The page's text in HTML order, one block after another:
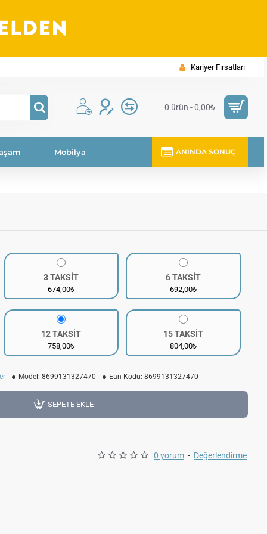
Kariyer Fırsatları
0 ürün - 0,00₺
Mobilya ANINDA SONUÇ
0 yorum - Değerlendirme
3 TAKSİT
674,00₺
6 TAKSİT
692,00₺
12 TAKSİT
758,00₺
15 TAKSİT
804,00₺
Model: 8699131327470 Ean Kodu: 8699131327470
SEPETE EKLE